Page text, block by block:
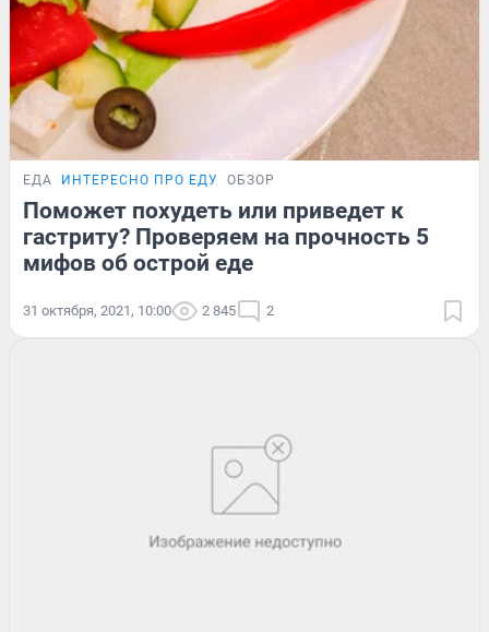
ЕДА ИНТЕРЕСНО ПРО ЕДУ ОБЗОР
Поможет похудеть или приведет к
гастриту? Проверяем на прочность 5
мифов об острой еде
31 октября, 2021, 10:00 2 845 2